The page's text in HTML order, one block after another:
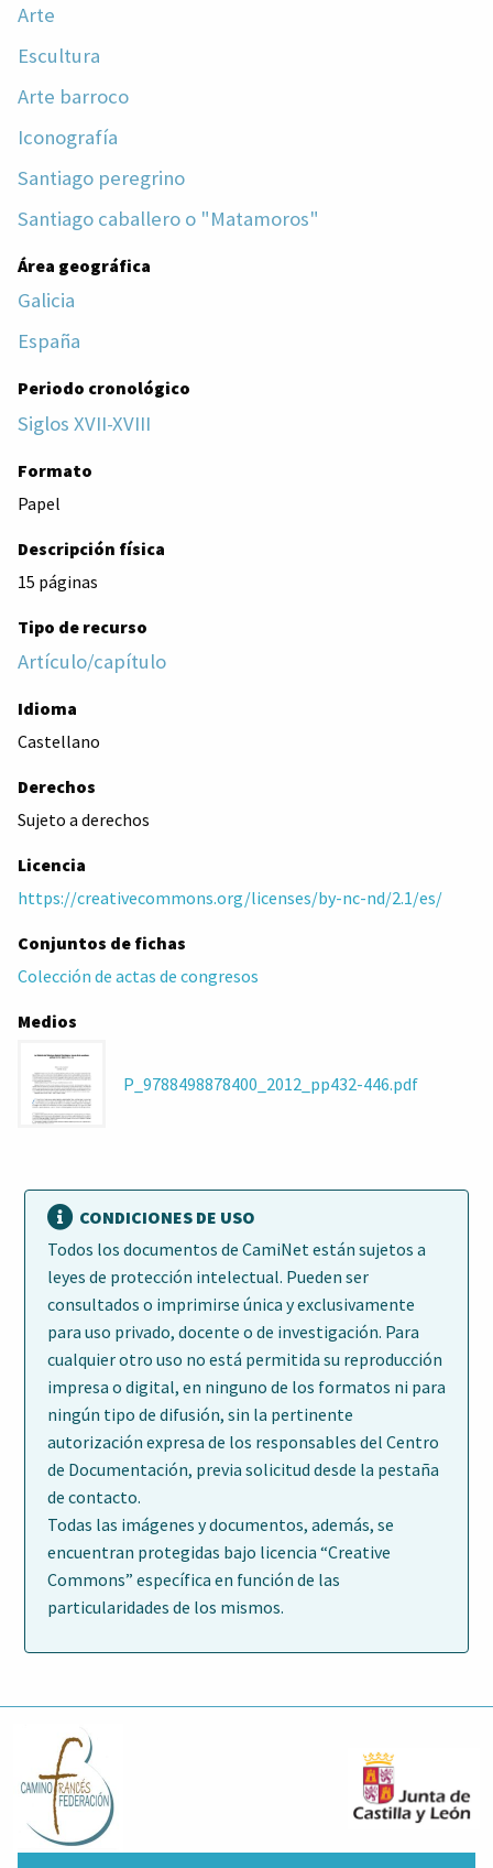
Arte
Escultura
Arte barroco
Iconografía
Santiago peregrino
Santiago caballero o "Matamoros"
Área geográfica
Galicia
España
Periodo cronológico
Siglos XVII-XVIII
Formato
Papel
Descripción física
15 páginas
Tipo de recurso
Artículo/capítulo
Idioma
Castellano
Derechos
Sujeto a derechos
Licencia
https://creativecommons.org/licenses/by-nc-nd/2.1/es/
Conjuntos de fichas
Colección de actas de congresos
Medios
P_9788498878400_2012_pp432-446.pdf
CONDICIONES DE USO
Todos los documentos de CamiNet están sujetos a
leyes de protección intelectual. Pueden ser
consultados o imprimirse única y exclusivamente
para uso privado, docente o de investigación. Para
cualquier otro uso no está permitida su reproducción
impresa o digital, en ninguno de los formatos ni para
ningún tipo de difusión, sin la pertinente
autorización expresa de los responsables del Centro
de Documentación, previa solicitud desde la pestaña
de contacto.
Todas las imágenes y documentos, además, se
encuentran protegidas bajo licencia “Creative
Commons” específica en función de las
particularidades de los mismos.